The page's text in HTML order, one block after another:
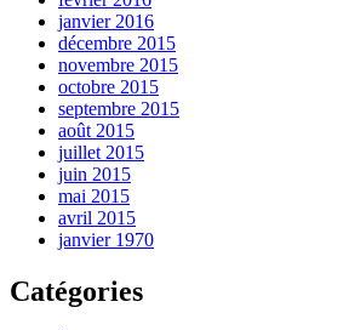
janvier 2016
décembre 2015
novembre 2015
octobre 2015
septembre 2015
août 2015
juillet 2015
juin 2015
mai 2015
avril 2015
janvier 1970
Catégories